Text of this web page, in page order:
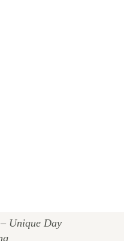
Unique Day